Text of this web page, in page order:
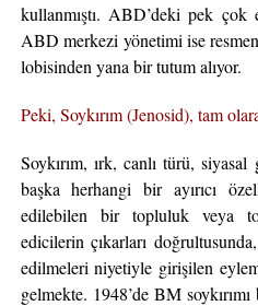
kullanmıştı. ABD’deki pek çok
ABD merkezi yönetimi ise resmen
lobisinden yana bir tutum alıyor.
Peki, Soykırım (Jenosid), tam
Soykırım, ırk, canlı türü,
başka herhangi bir ayırıcı
edilebilen bir topluluk veya
edicilerin çıkarları
edilmeleri niyetiyle girişilen
gelmekte. 1948’de BM